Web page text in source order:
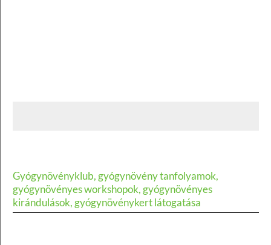
Gyógynövényklub, gyógynövény tanfolyamok,
gyógynövényes workshopok, gyógynövényes
kirándulások, gyógynövénykert látogatása